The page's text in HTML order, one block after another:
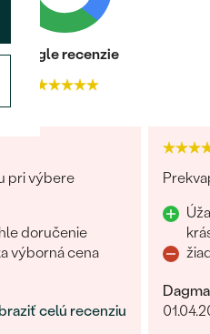
Vytvorený v laboratóriu
1 mm (0.005ct)
SI
G- H
Google recenzie
pri výbere
doručenie
nádherná kvalitná retiazka výborná cena
celú recenziu